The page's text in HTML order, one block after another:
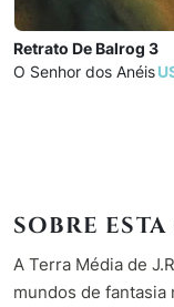
Retrato De Balrog 3
O Senhor dos Anéis
SOBRE
A Terra Média de
mundos de fantasia